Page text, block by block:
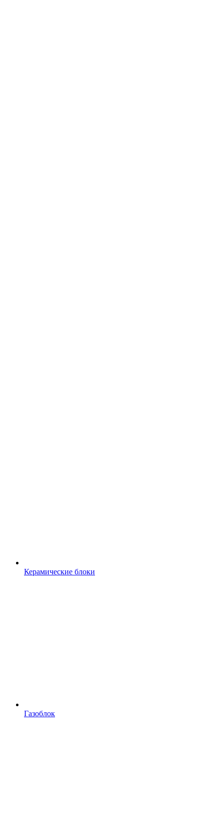
Керамические блоки
Газоблок